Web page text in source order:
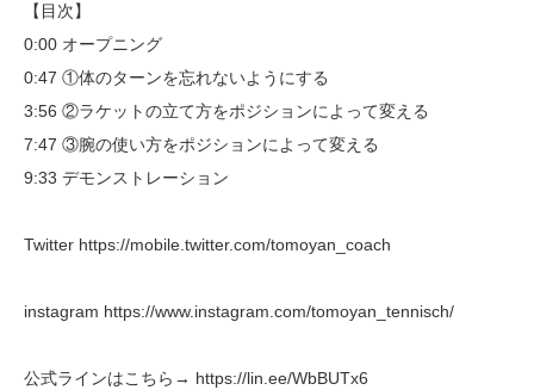
【目次】
0:00 オープニング
0:47 ①体のターンを忘れないようにする
3:56 ②ラケットの立て方をポジションによって変える
7:47 ③腕の使い方をポジションによって変える
9:33 デモンストレーション
Twitter https://mobile.twitter.com/tomoyan_coach
instagram https://www.instagram.com/tomoyan_tennisch/
公式ラインはこちら→ https://lin.ee/WbBUTx6